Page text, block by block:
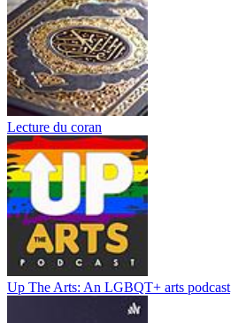
Lecture du coran
Up The Arts: An LGBQT+ arts podcast